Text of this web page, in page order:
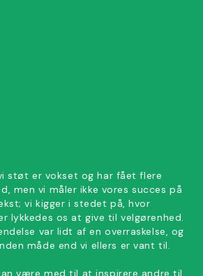
støt er vokset og har fået flere
men vi måler ikke vores succes på
vi kigger i stedet på, hvor
lykkedes os at give til velgørenhed.
var lidt af en overraskelse, og
måde end vi ellers er vant til.
være med til at inspirere andre til